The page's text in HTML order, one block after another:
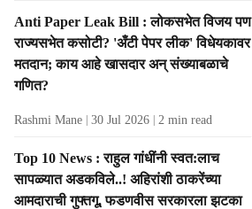
Anti Paper Leak Bill : लोकसभेत विजय पण
राज्यसभेत कसोटी? 'अँटी पेपर लीक' विधेयकावर
मतदान; काय आहे खासदार अन् संख्याबळाचे
गणित?
Rashmi Mane 30 Jul 2026 2 min read
Top 10 News : राहुल गांधींनी स्वत:लाच
सापळ्यात अडकविले..! अहिरांशी ठाकरेंच्या
आमदाराची गुफ्तगू, फडणवीस सरकारला झटका